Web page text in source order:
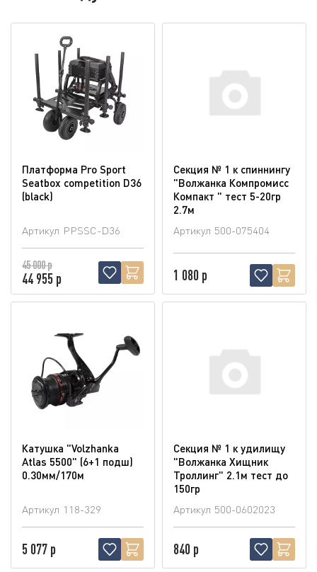
Платформа Pro Sport
Seatbox competition D36
(blaсk)
Артикул PPSSC-D36
45 000 р
44 955 р
Секция № 1 к спиннингу
"Волжанка Компромисс
Компакт " тест 5-20гр
2.7м
Артикул 500-075404
1 080 р
Катушка "Volzhanka
Atlas 5500" (6+1 подш)
0.30мм/170м
Артикул 118-329
5 077 р
Секция № 1 к удилищу
"Волжанка Хищник
Троллинг" 2.1м тест до
150гр
Артикул 500-0602023
840 р